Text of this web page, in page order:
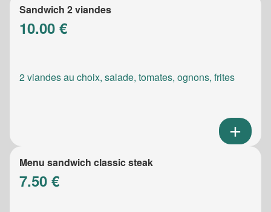
Sandwich 2 viandes
10.00 €
2 viandes au choix, salade, tomates, ognons, frites
Menu sandwich classic steak
7.50 €